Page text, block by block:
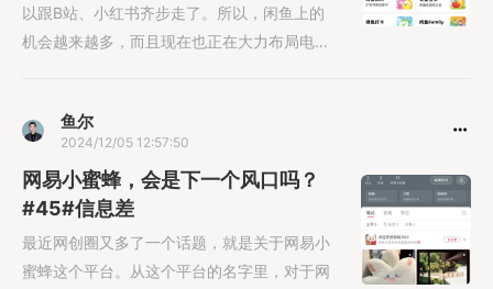
以跟B站、小红书齐步走了。所以，闲鱼上的
机会越来越多，而且现在也正在大力布局电
鱼尔
2024/12/05 12:57:50
网易小蜜蜂，会是下一个风口吗？
#45#信息差
最近网创圈又多了一个话题，就是关于网易小
蜜蜂这个平台。从这个平台的名字里，对于网